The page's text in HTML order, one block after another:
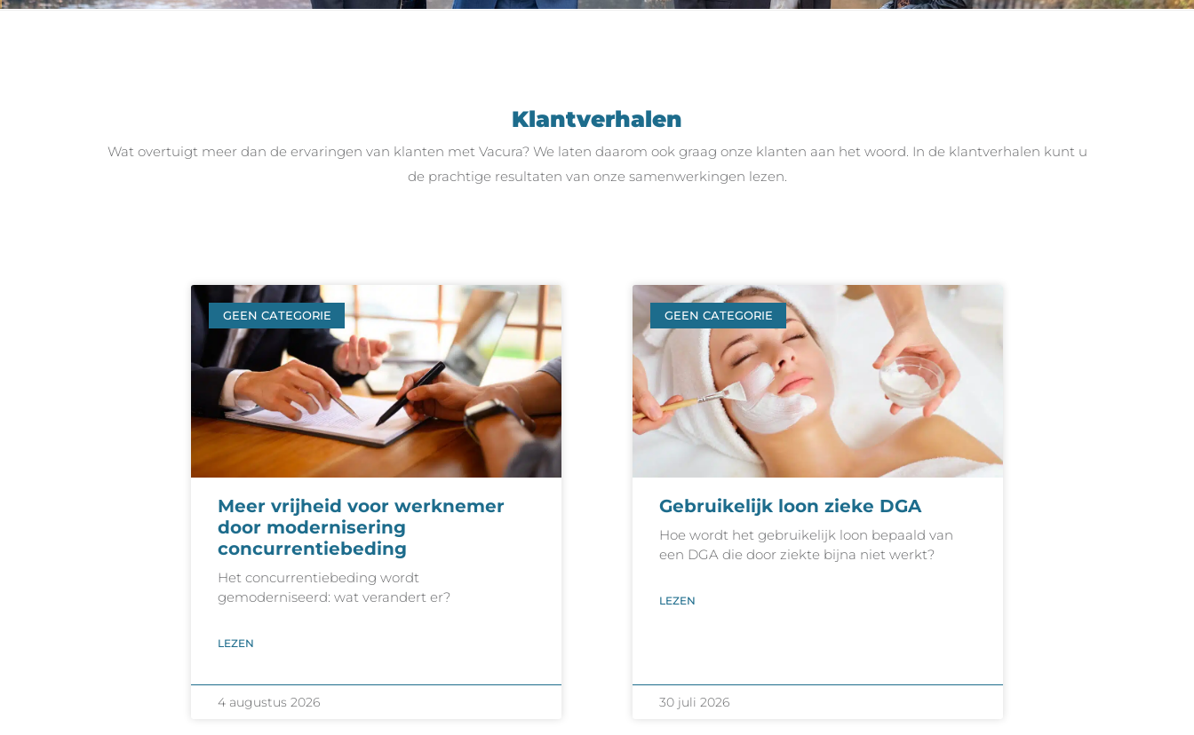
Klantverhalen
Wat overtuigt meer dan de ervaringen van klanten met Vacura? We laten daarom ook graag onze klanten aan het woord. In de klantverhalen kunt u
de prachtige resultaten van onze samenwerkingen lezen.
GEEN CATEGORIE
Meer vrijheid voor werknemer
door modernisering
concurrentiebeding
Het concurrentiebeding wordt
gemoderniseerd: wat verandert er?
LEZEN
4 augustus 2026
GEEN CATEGORIE
Gebruikelijk loon zieke DGA
Hoe wordt het gebruikelijk loon bepaald van
een DGA die door ziekte bijna niet werkt?
LEZEN
30 juli 2026